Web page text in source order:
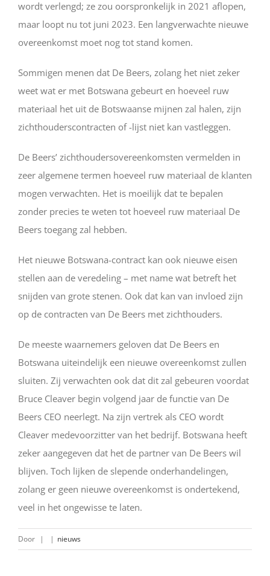
wordt verlengd; ze zou oorspronkelijk in 2021 aflopen,
maar loopt nu tot juni 2023. Een langverwachte nieuwe
overeenkomst moet nog tot stand komen.
Sommigen menen dat De Beers, zolang het niet zeker
weet wat er met Botswana gebeurt en hoeveel ruw
materiaal het uit de Botswaanse mijnen zal halen, zijn
zichthouderscontracten of -lijst niet kan vastleggen.
De Beers’ zichthoudersovereenkomsten vermelden in
zeer algemene termen hoeveel ruw materiaal de klanten
mogen verwachten. Het is moeilijk dat te bepalen
zonder precies te weten tot hoeveel ruw materiaal De
Beers toegang zal hebben.
Het nieuwe Botswana-contract kan ook nieuwe eisen
stellen aan de veredeling – met name wat betreft het
snijden van grote stenen. Ook dat kan van invloed zijn
op de contracten van De Beers met zichthouders.
De meeste waarnemers geloven dat De Beers en
Botswana uiteindelijk een nieuwe overeenkomst zullen
sluiten. Zij verwachten ook dat dit zal gebeuren voordat
Bruce Cleaver begin volgend jaar de functie van De
Beers CEO neerlegt. Na zijn vertrek als CEO wordt
Cleaver medevoorzitter van het bedrijf. Botswana heeft
zeker aangegeven dat het de partner van De Beers wil
blijven. Toch lijken de slepende onderhandelingen,
zolang er geen nieuwe overeenkomst is ondertekend,
veel in het ongewisse te laten.
Door | | nieuws